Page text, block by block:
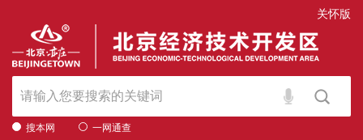
关怀版
搜本网 一网通查